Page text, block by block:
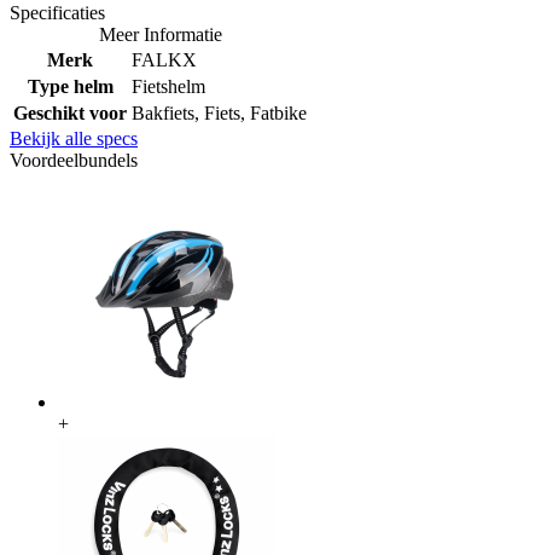
Specificaties
Meer Informatie
Merk
FALKX
Type helm
Fietshelm
Geschikt voor Bakfiets, Fiets, Fatbike
Bekijk alle specs
Voordeelbundels
+